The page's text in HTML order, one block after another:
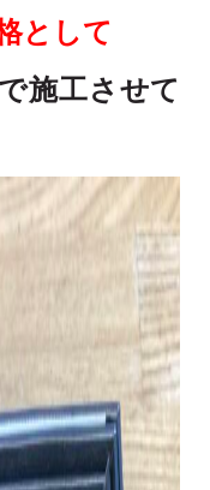
として
で施工させて